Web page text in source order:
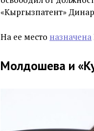
«Кыргызпатент»
На ее место назначена
Молдошева и